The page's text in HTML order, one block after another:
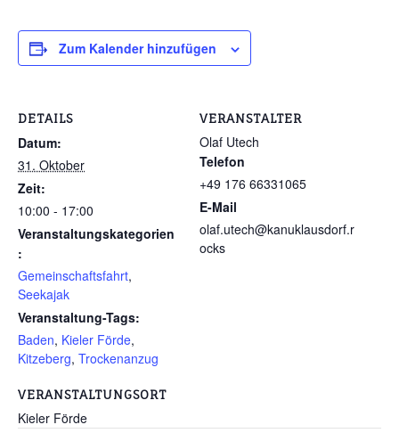
Zum Kalender hinzufügen
DETAILS
Datum:
31. Oktober
Zeit:
10:00 - 17:00
Veranstaltungskategorien
:
Gemeinschaftsfahrt,
Seekajak
Veranstaltung-Tags:
Baden, Kieler Förde,
Kitzeberg, Trockenanzug
VERANSTALTUNGSORT
Kieler Förde
VERANSTALTER
Olaf Utech
Telefon
+49 176 66331065
E-Mail
olaf.utech@kanuklausdorf.r
ocks